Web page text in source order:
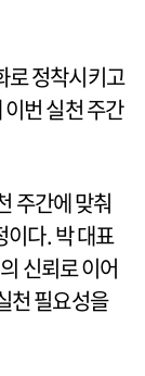
로 정착시키고
번 실천 주간
주간에 맞춰
이다. 박 대표
신뢰로 이어
천 필요성을